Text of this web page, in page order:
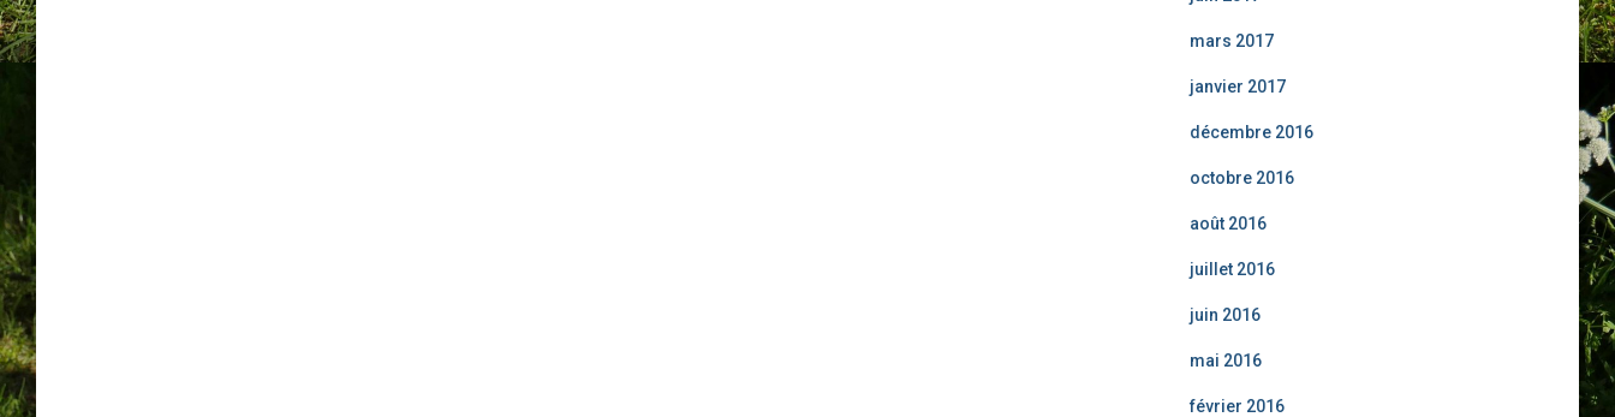
mars 2017
janvier 2017
décembre 2016
octobre 2016
août 2016
juillet 2016
juin 2016
mai 2016
février 2016